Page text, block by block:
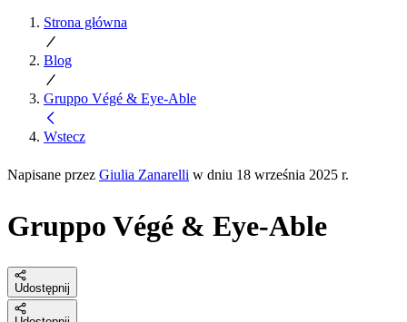
Strona główna
Blog
Gruppo Végé & Eye-Able
Wstecz
Napisane przez Giulia Zanarelli w dniu 18 września 2025 r.
Gruppo Végé & Eye-Able
Udostępnij